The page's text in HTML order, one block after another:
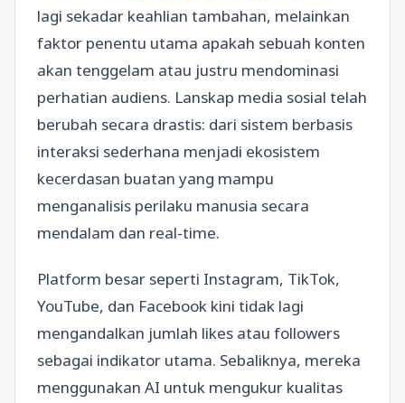
lagi sekadar keahlian tambahan, melainkan
faktor penentu utama apakah sebuah konten
akan tenggelam atau justru mendominasi
perhatian audiens. Lanskap media sosial telah
berubah secara drastis: dari sistem berbasis
interaksi sederhana menjadi ekosistem
kecerdasan buatan yang mampu
menganalisis perilaku manusia secara
mendalam dan real-time.
Platform besar seperti Instagram, TikTok,
YouTube, dan Facebook kini tidak lagi
mengandalkan jumlah likes atau followers
sebagai indikator utama. Sebaliknya, mereka
menggunakan AI untuk mengukur kualitas